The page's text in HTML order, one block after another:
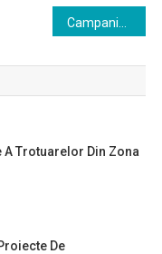
Trotuarelor Din Zona
De